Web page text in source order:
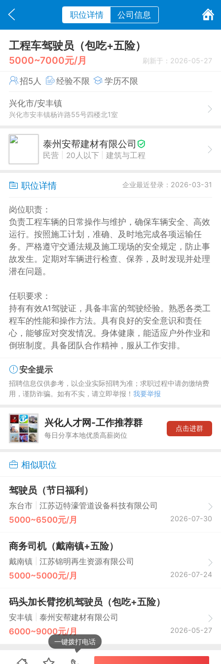
职位详情 公司信息
工程车驾驶员（包吃+五险）
5000~7000元/月 刷新于：2026-05-27
招5人 经验不限 学历不限
兴化市/安丰镇
兴化市安丰镇杨许路55号四楼北1室
泰州安帮建材有限公司
民营 20人以下 建筑与工程
职位详情 企业最近登录：2026-03-31
岗位职责：
负责工程车辆的日常操作与维护，确保车辆安全、高效
运行。按照施工计划，准确、及时地完成各项运输任
务。严格遵守交通法规及施工现场的安全规定，防止事
故发生。定期对车辆进行检查、保养，及时发现并处理
潜在问题。
任职要求：
持有有效A1驾驶证，具备丰富的驾驶经验。熟悉各类工
程车的性能和操作方法。具有良好的安全意识和责任
心，能够应对突发情况。身体健康，能适应户外作业和
倒班制度。具备团队合作精神，服从工作安排。
安全提示
招聘信息仅供参考，以企业实际招聘为准；求职过程中请勿缴纳费
用，谨防诈骗。如有不实，请立即举报！ 我要举报
兴化人才网-工作推荐群
每日分享本地优质高薪岗位
点击进群
相似职位
驾驶员（节日福利）
东台市 江苏迈特濠管道设备科技有限公司
5000~6500元/月 2026-07-30
商务司机（戴南镇+五险）
戴南镇 江苏锦明再生资源有限公司
5000~5000元/月 2026-07-24
码头加长臂挖机驾驶员（包吃+五险）
安丰镇 泰州安帮建材有限公司
6000~9000元/月
2026-05-27
一键拨打电话